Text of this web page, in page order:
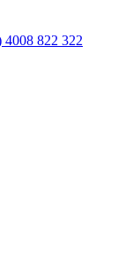
4008 822 322